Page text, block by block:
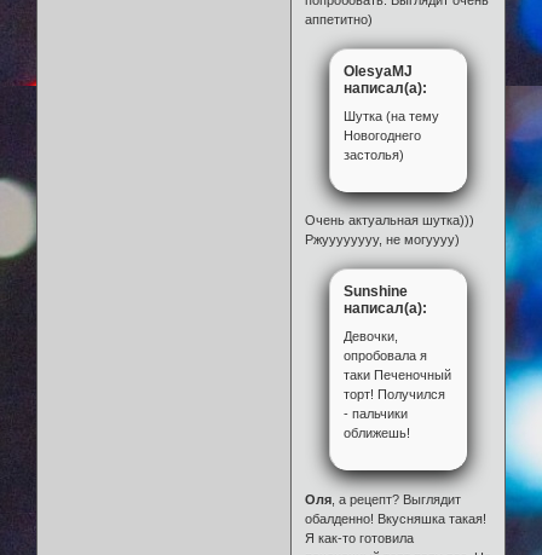
аппетитно)
OlesyaMJ
написал(а):
Шутка (на тему
Новогоднего
застолья)
Очень актуальная шутка)))
Ржуууууууу, не могуууу)
Sunshine
написал(а):
Девочки,
опробовала я
таки Печеночный
торт! Получился
- пальчики
оближешь!
Оля , а рецепт? Выглядит
обалденно! Вкусняшка такая!
Я как-то готовила